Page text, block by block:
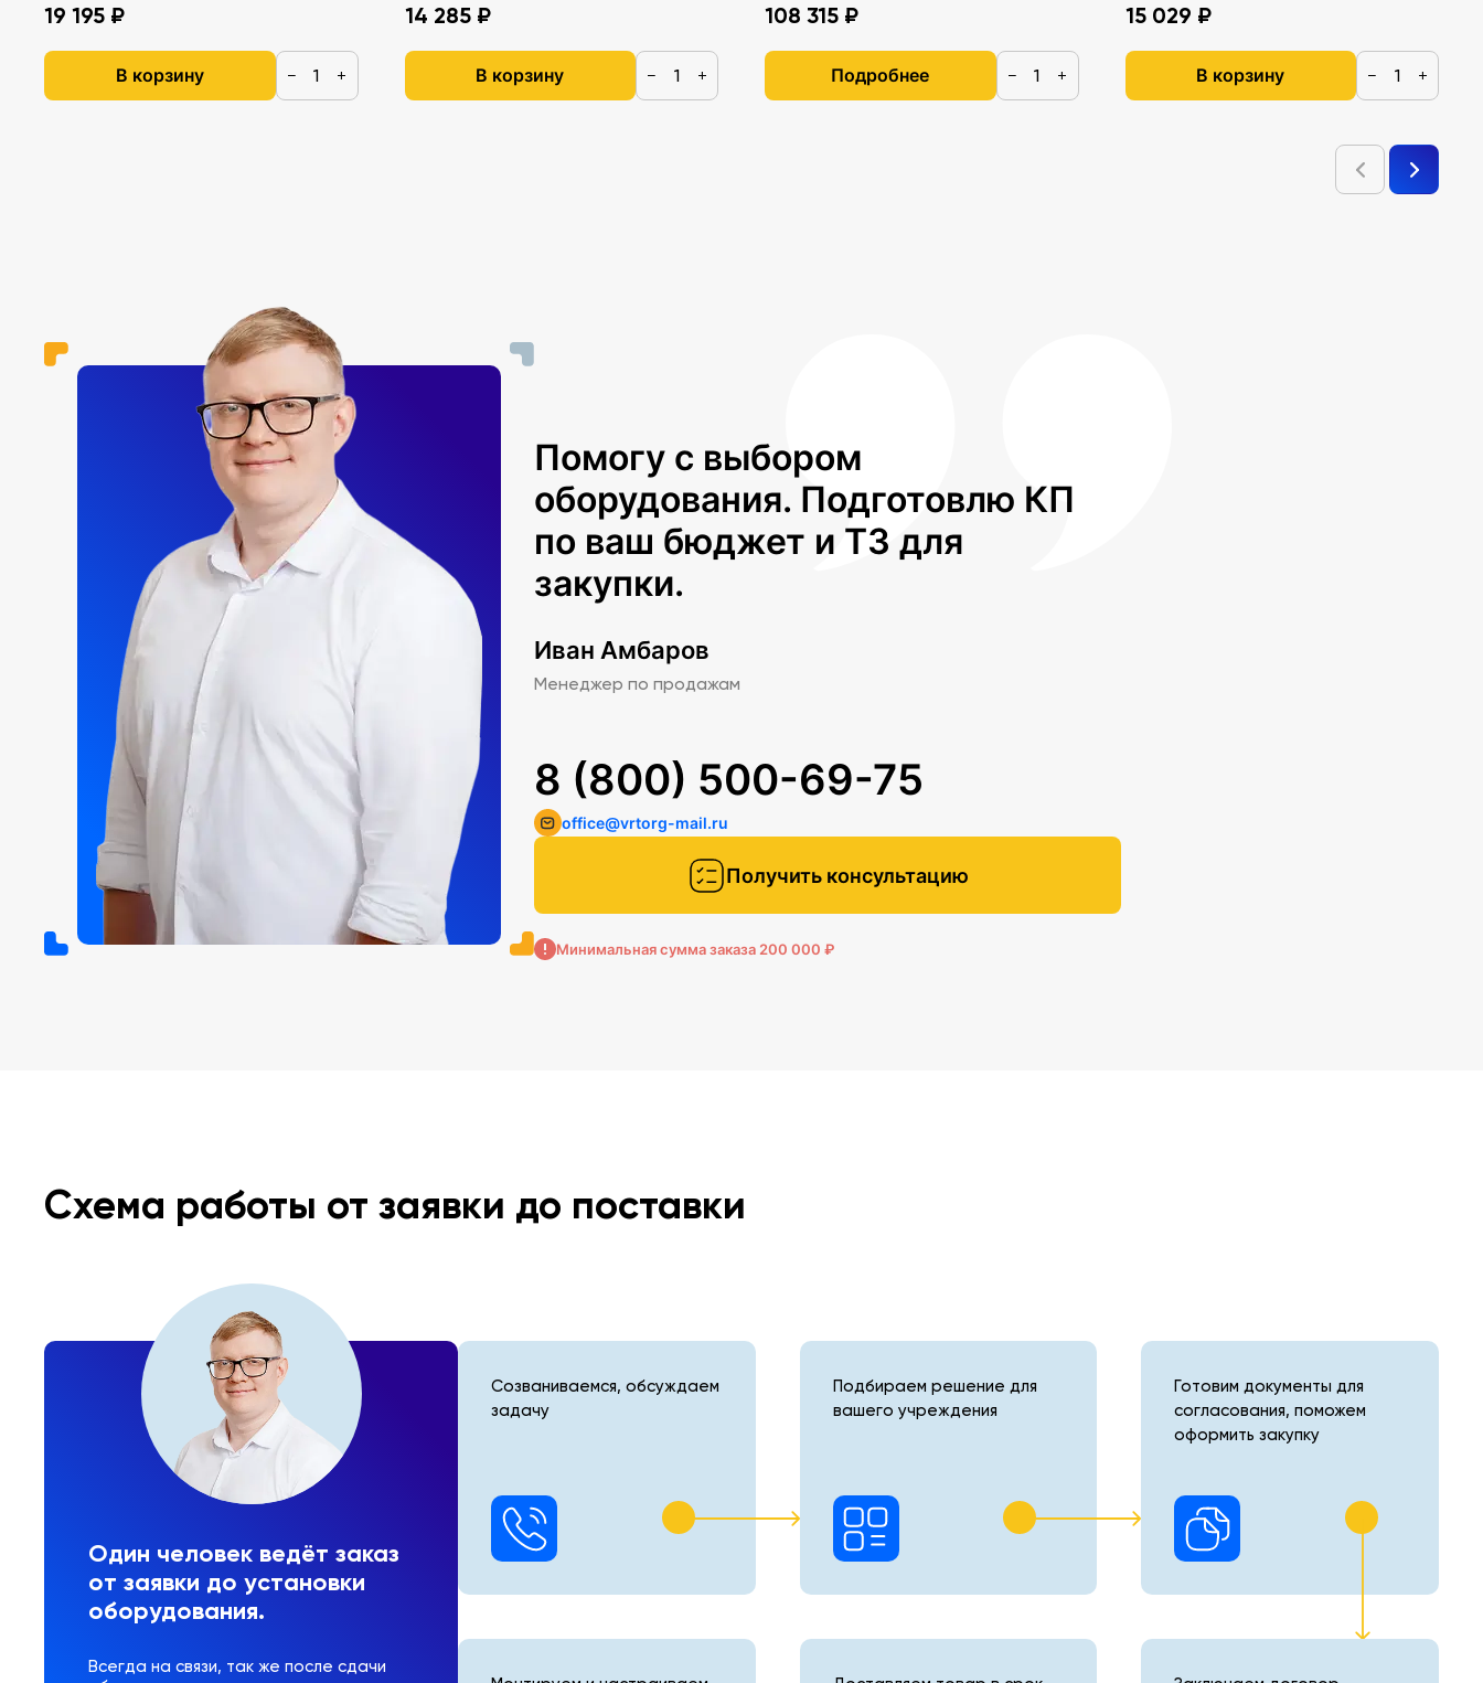
19 195 ₽
В корзину − +
14 285 ₽
В корзину − +
108 315 ₽
Подробнее − +
15 029 ₽
В корзину − +
Помогу с выбором
оборудования. Подготовлю КП
по ваш бюджет и ТЗ для
закупки.
Иван Амбаров
Менеджер по продажам
Получить консультацию
8 (800) 500-69-75
office@vrtorg-mail.ru
Минимальная сумма заказа 200 000 ₽
Схема работы от заявки до поставки
Один человек ведёт заказ
от заявки до установки
оборудования.
Всегда на связи, так же после сдачи
Созваниваемся, обсуждаем
задачу
Подбираем решение для
вашего учреждения
Готовим документы для
согласования, поможем
оформить закупку